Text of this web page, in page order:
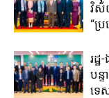
វិស័
“ប្
រដ្
បន្
ទេ